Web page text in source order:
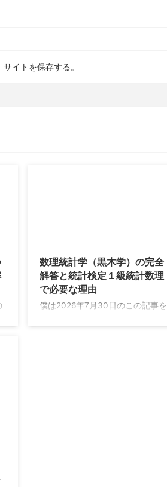
イトを保存する。
数理統計学（黒木学）の完全
解答と統計検定１級統計数理
で必要な理由
僕は2026年7月30日のこの記事を